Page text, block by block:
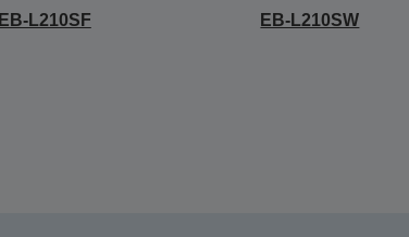
EB-L210SF EB-L210SW